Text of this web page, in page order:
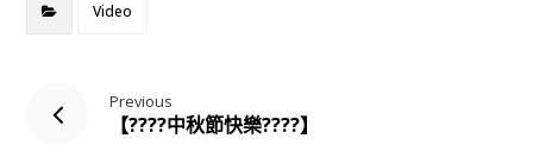
Video
Previous
【????中秋節快樂????】